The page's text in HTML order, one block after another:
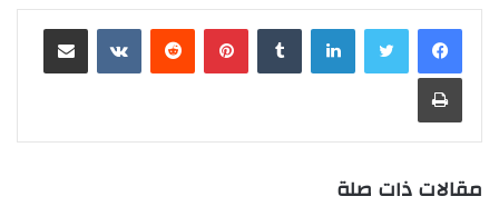
لينكدإن بينتيريست مشاركة عبر البريد
طباعة
مقالات ذات صلة